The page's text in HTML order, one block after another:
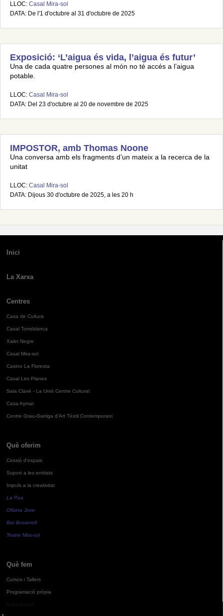
LLOC: Casal Mira-sol
DATA: De l'1 d'octubre al 31 d'octubre de 2025
Exposició: ‘L’aigua és vida, l’aigua és futur’
Una de cada quatre persones al món no té accés a l’aigua
potable.
LLOC: Casal Mira-sol
DATA: Del 23 d'octubre al 20 de novembre de 2025
IMPOSTOR, amb Thomas Noone
Una conversa amb els fragments d’un mateix a la recerca de la
unitat
LLOC: Casal Mira-sol
DATA: Dijous 30 d'octubre de 2025, a les 20 h
Inici
La Xarxa
Centres
Casa de Cultura
Casal Torreblanca
Xalet Negre
Casal Mira-sol
Casino La Floresta
Casal Les Planes
Sala Clavé - La Unió Centre Cultural
Casa Aymat
Centre Grau-Garriga d'Art Tèxtil Contemporani
Què oferim
Cessió d'espais
Suport a les entitats
Impuls a la creativitat
La Pua
Oficina Jove
Bar Bocamoll
Teatre Mira-sol
Què fem
Cursos i Tallers
Programació pròpia